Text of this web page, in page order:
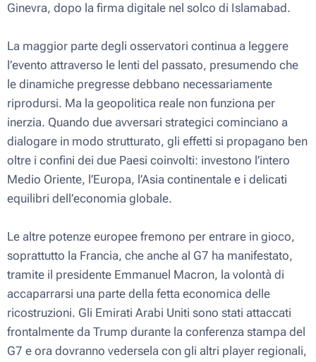
Ginevra, dopo la firma digitale nel solco di Islamabad.
La maggior parte degli osservatori continua a leggere
l’evento attraverso le lenti del passato, presumendo che
le dinamiche pregresse debbano necessariamente
riprodursi. Ma la geopolitica reale non funziona per
inerzia. Quando due avversari strategici cominciano a
dialogare in modo strutturato, gli effetti si propagano ben
oltre i confini dei due Paesi coinvolti: investono l’intero
Medio Oriente, l’Europa, l’Asia continentale e i delicati
equilibri dell’economia globale.
Le altre potenze europee fremono per entrare in gioco,
soprattutto la Francia, che anche al G7 ha manifestato,
tramite il presidente Emmanuel Macron, la volontà di
accaparrarsi una parte della fetta economica delle
ricostruzioni. Gli Emirati Arabi Uniti sono stati attaccati
frontalmente da Trump durante la conferenza stampa del
G7 e ora dovranno vedersela con gli altri player regionali,